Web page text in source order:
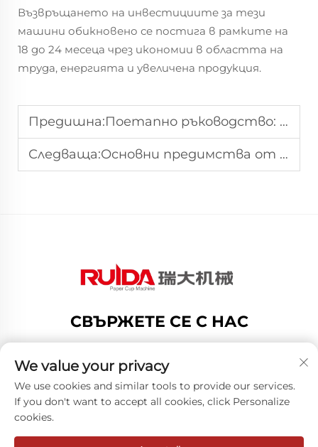
Възвръщането на инвестициите за тези
машини обикновено се постига в рамките на
18 до 24 месеца чрез икономии в областта на
труда, енергията и увеличена продукция.
Предишна:Поетапно ръководство: как машина за хартиени купи произвежда здрави купи
Следваща:Основни предимства от инвестициите във високоскоростна машина за производство на хартиени купички
СВЪРЖЕТЕ СЕ С НАС
Zone, Ruian City, Zhejiang Province, China
Тел.:+8619883750216
Имейл:[email protected]
We value your privacy
We use cookies and similar tools to provide our services.
If you don't want to accept all cookies, click Personalize
cookies.